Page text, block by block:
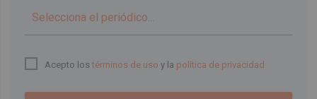
Acepto lostérminos de uso y la política de privacidad